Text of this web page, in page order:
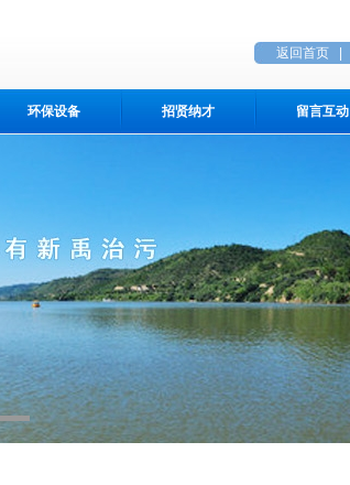
返回首页
环保设备 招贤纳才 留言互动